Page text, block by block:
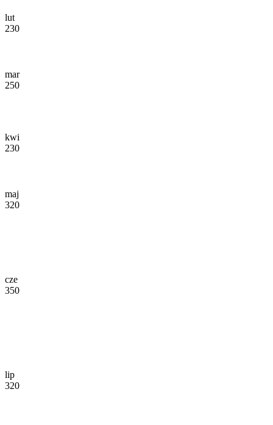
lut
230
mar
250
kwi
230
maj
320
cze
350
lip
320